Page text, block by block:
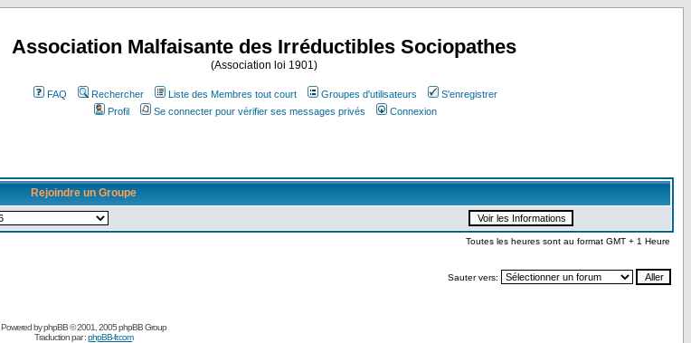
Association Malfaisante des Irréductibles Sociopathes
(Association loi 1901)
FAQ Rechercher Liste des Membres tout court Groupes d'utilisateurs
S'enregistrer
Profil
Se connecter pour vérifier ses messages privés Connexion
Rejoindre un Groupe
Toutes les heures sont au format GMT + 1 Heure
Sauter vers:
Powered byphpBB© 2001, 2005 phpBB Group
Traduction par :phpBB-fr.com